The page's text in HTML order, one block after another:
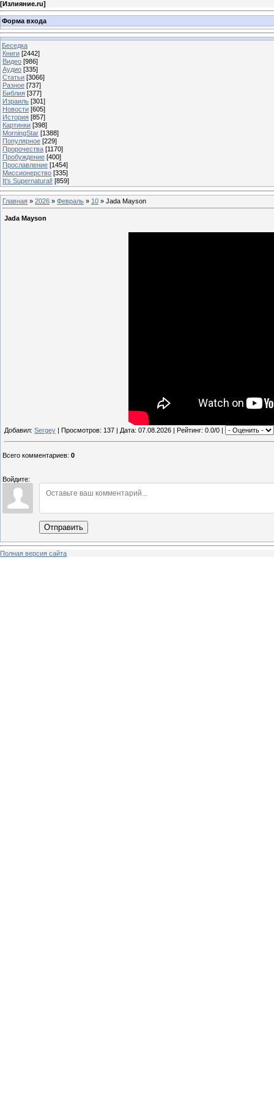
[Излияние.ru]
Форма входа
Беседка
Книги [2442]
Видео [986]
Аудио [335]
Статьи [3066]
Разное [737]
Библия [377]
Израиль [301]
Новости [605]
История [857]
Картинки [398]
MorningStar [1388]
Популярное [229]
Пророчества [1170]
Пробуждение [400]
Прославление [1454]
Миссионерство [335]
It's Supernatural! [859]
Главная » 2026 » Февраль » 10 » Jada Mayson
Jada Mayson
Добавил: Sergey | Просмотров: 137 | Дата: 07.08.2026 | Рейтинг: 0.0/0 |
Всего комментариев: 0
Войдите:
Отправить
Полная версия сайта